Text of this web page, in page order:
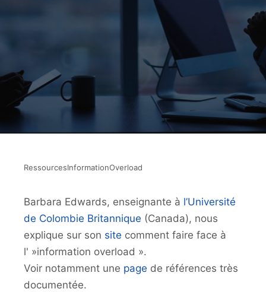
RessourcesInformationOverload
Barbara Edwards, enseignante à l’Université
de Colombie Britannique (Canada), nous
explique sur son site comment faire face à
l' »information overload ».
Voir notamment une page de références très
documentée.